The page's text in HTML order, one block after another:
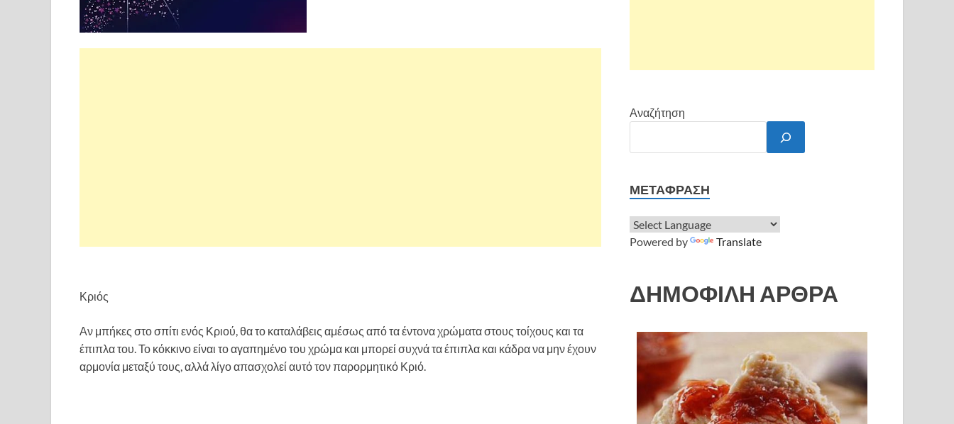
Κριός
Αν μπήκες στο σπίτι ενός Κριού, θα το καταλάβεις αμέσως από τα έντονα χρώματα στους τοίχους και τα
έπιπλα του. Το κόκκινο είναι το αγαπημένο του χρώμα και μπορεί συχνά τα έπιπλα και κάδρα να μην έχουν
αρμονία μεταξύ τους, αλλά λίγο απασχολεί αυτό τον παρορμητικό Κριό.
Αναζήτηση
ΜΕΤΆΦΡΑΣΗ
Powered by Translate
ΔΗΜΟΦΙΛΗ ΑΡΘΡΑ